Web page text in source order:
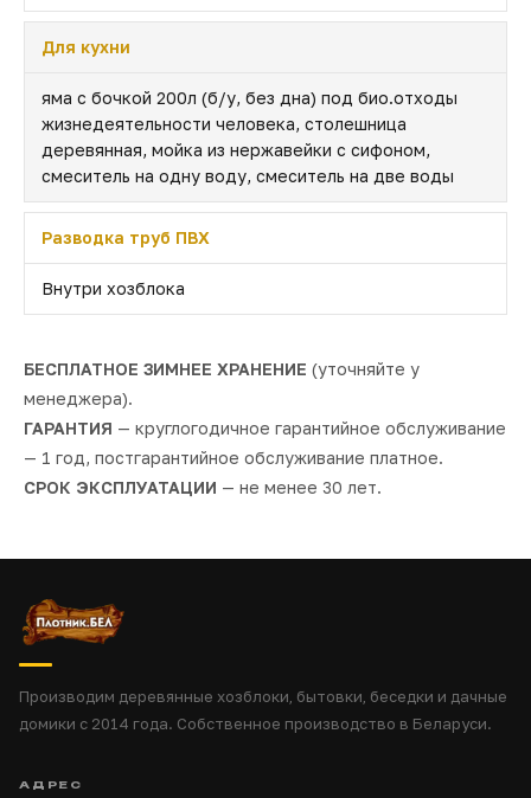
Для кухни
яма с бочкой 200л (б/у, без дна) под био.отходы
жизнедеятельности человека, столешница
деревянная, мойка из нержавейки с сифоном,
смеситель на одну воду, смеситель на две воды
Разводка труб ПВХ
Внутри хозблока
БЕСПЛАТНОЕ ЗИМНЕЕ ХРАНЕНИЕ (уточняйте у
менеджера).
ГАРАНТИЯ — круглогодичное гарантийное обслуживание
— 1 год, постгарантийное обслуживание платное.
СРОК ЭКСПЛУАТАЦИИ — не менее 30 лет.
Производим деревянные хозблоки, бытовки, беседки и дачные
домики с 2014 года. Собственное производство в Беларуси.
АДРЕС